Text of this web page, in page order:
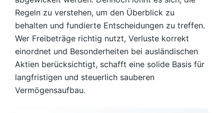
Regeln zu verstehen, um den Überblick zu
behalten und fundierte Entscheidungen zu treffen.
Wer Freibeträge richtig nutzt, Verluste korrekt
einordnet und Besonderheiten bei ausländischen
Aktien berücksichtigt, schafft eine solide Basis für
langfristigen und steuerlich sauberen
Vermögensaufbau.